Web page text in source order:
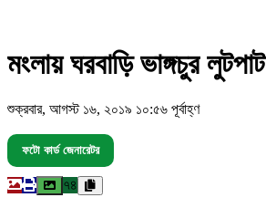
মংলায় ঘরবাড়ি ভাঙ্গচুর লুটপাট
শুক্রবার, আগস্ট ১৬, ২০১৯ ১০:৫৬ পূর্বাহ্ণ
ফটো কার্ড জেনারেটর
৭৪